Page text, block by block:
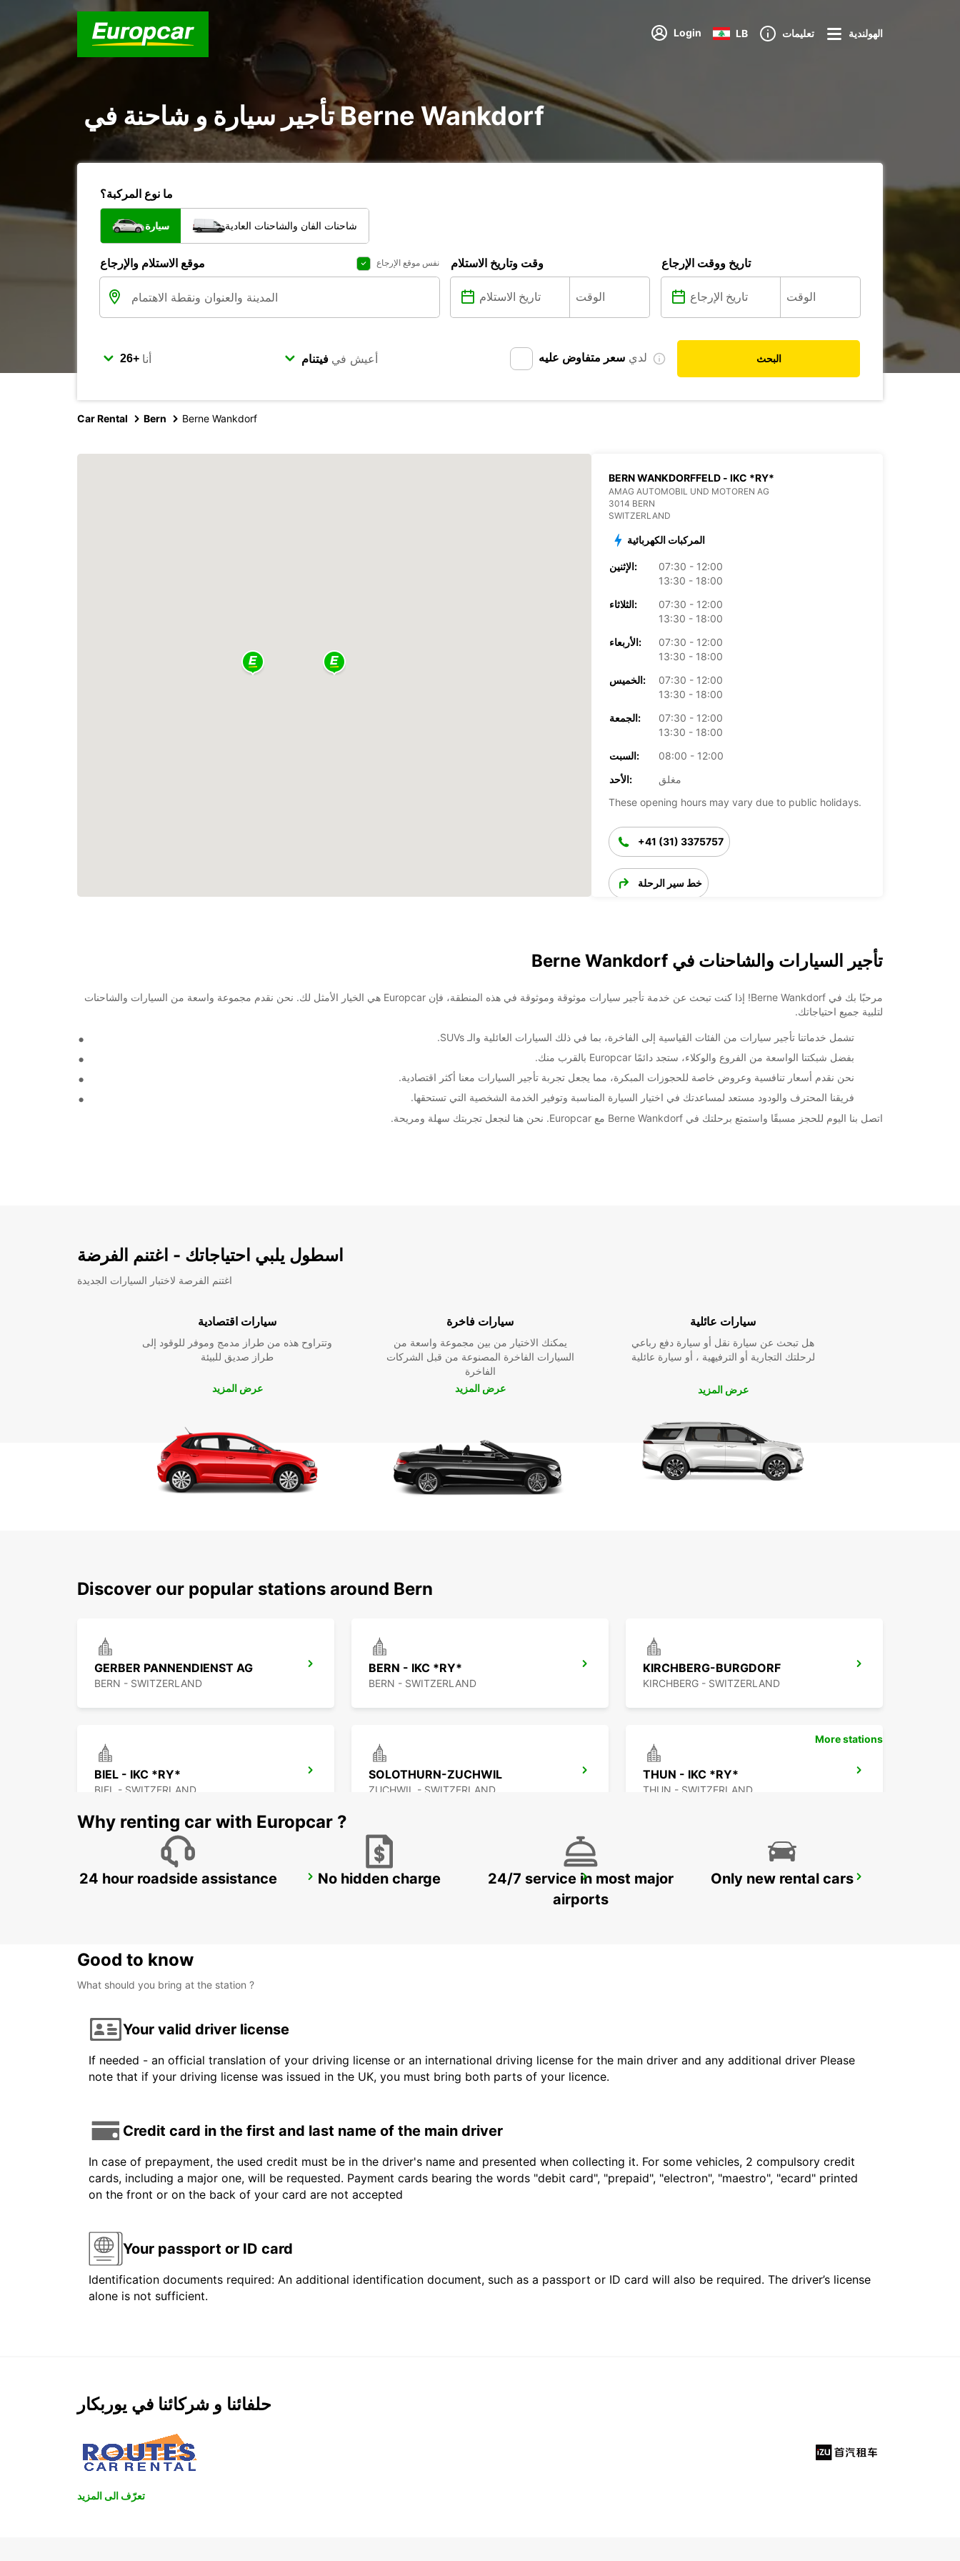
Login LB تعليمات الهولندية
تأجير سيارة و شاحنة في Berne Wankdorf
ما نوع المركبة؟
سيارة شاحنات الفان والشاحنات العادية
موقع الاستلام والإرجاع نفس موقع الإرجاع وقت وتاريخ الاستلام تاريخ ووقت الإرجاع
أنا أعيش في لدي سعر متفاوض عليه البحث
Car Rental Bern Berne Wankdorf
BERN WANKDORFFELD - IKC *RY*
AMAG AUTOMOBIL UND MOTOREN AG
3014 BERN
SWITZERLAND
المركبات الكهربائية
الإثنين:
07:30 - 12:00
13:30 - 18:00
الثلاثاء:
07:30 - 12:00
13:30 - 18:00
الأربعاء:
07:30 - 12:00
13:30 - 18:00
الخميس:
07:30 - 12:00
13:30 - 18:00
الجمعة:
07:30 - 12:00
13:30 - 18:00
السبت:
08:00 - 12:00
الأحد:
مغلق
These opening hours may vary due to public holidays.
+41 (31) 3375757
خط سير الرحلة
تأجير السيارات والشاحنات في Berne Wankdorf
مرحبًا بك في Berne Wankdorf! إذا كنت تبحث عن خدمة تأجير سيارات موثوقة وموثوقة في هذه المنطقة، فإن Europcar هي الخيار الأمثل لك. نحن نقدم مجموعة واسعة من السيارات والشاحنات
لتلبية جميع احتياجاتك.
تشمل خدماتنا تأجير سيارات من الفئات القياسية إلى الفاخرة، بما في ذلك السيارات العائلية والـ SUVs.
بفضل شبكتنا الواسعة من الفروع والوكلاء، ستجد دائمًا Europcar بالقرب منك.
نحن نقدم أسعار تنافسية وعروض خاصة للحجوزات المبكرة، مما يجعل تجربة تأجير السيارات معنا أكثر اقتصادية.
فريقنا المحترف والودود مستعد لمساعدتك في اختيار السيارة المناسبة وتوفير الخدمة الشخصية التي تستحقها.
اتصل بنا اليوم للحجز مسبقًا واستمتع برحلتك في Berne Wankdorf مع Europcar. نحن هنا لنجعل تجربتك سهلة ومريحة.
اسطول يلبي احتياجاتك - اغتنم الفرضة
اغتنم الفرصة لاختبار السيارات الجديدة
سيارات اقتصادية
وتتراوح هذه من طراز مدمج وموفر للوقود إلى
طراز صديق للبيئة
عرض المزيد
سيارات فاخرة
يمكنك الاختيار من بين مجموعة واسعة من
السيارات الفاخرة المصنوعة من قبل الشركات
الفاخرة
عرض المزيد
سيارات عائلية
هل تبحث عن سيارة نقل أو سيارة دفع رباعي
لرحلتك التجارية أو الترفيهية ، أو سيارة عائلية
عرض المزيد
Discover our popular stations around Bern
GERBER PANNENDIENST AG
BERN - SWITZERLAND
BERN - IKC *RY*
BERN - SWITZERLAND
KIRCHBERG-BURGDORF
KIRCHBERG - SWITZERLAND
BIEL - IKC *RY*
BIEL - SWITZERLAND
SOLOTHURN-ZUCHWIL
ZUCHWIL - SWITZERLAND
THUN - IKC *RY*
THUN - SWITZERLAND
FRIBOURG - IKC *RY* NEUCHATEL - IKC *RY* INTERLAKEN - IKC *RY*
More stations
Why renting car with Europcar ?
24 hour roadside assistance No hidden charge
24/7 service in most major
airports
Only new rental cars
Good to know
What should you bring at the station ?
Your valid driver license
If needed - an official translation of your driving license or an international driving license for the main driver and any additional driver Please
note that if your driving license was issued in the UK, you must bring both parts of your licence.
Credit card in the first and last name of the main driver
In case of prepayment, the used credit must be in the driver's name and presented when collecting it. For some vehicles, 2 compulsory credit
cards, including a major one, will be requested. Payment cards bearing the words "debit card", "prepaid", "electron", "maestro", "ecard" printed
on the front or on the back of your card are not accepted
Your passport or ID card
Identification documents required: An additional identification document, such as a passport or ID card will also be required. The driver’s license
alone is not sufficient.
حلفائنا و شركائنا في يوربكار
تعرّف الى المزيد